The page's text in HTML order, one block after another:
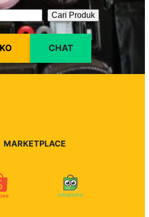
Cari Produk
CHAT
MARKETPLACE